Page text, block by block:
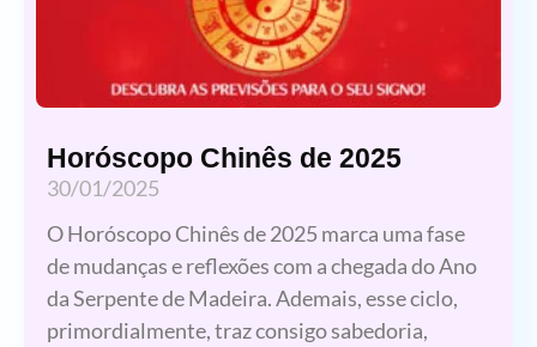
Horóscopo Chinês de 2025
30/01/2025
O Horóscopo Chinês de 2025 marca uma fase
de mudanças e reflexões com a chegada do Ano
da Serpente de Madeira. Ademais, esse ciclo,
primordialmente, traz consigo sabedoria,